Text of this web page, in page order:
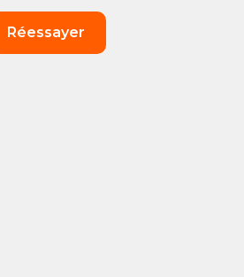
Réessayer